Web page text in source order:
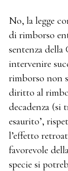
No, la legge
di rimborso
sentenza della
intervenire
rimborso non
diritto al
decadenza (si
esaurito’,
l’effetto
favorevole
specie si